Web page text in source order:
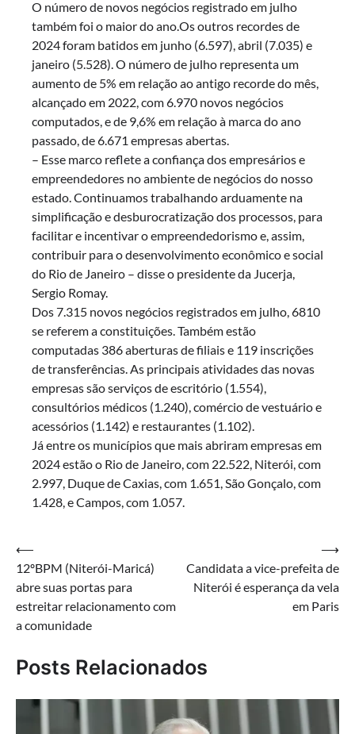
O número de novos negócios registrado em julho
também foi o maior do ano.Os outros recordes de
2024 foram batidos em junho (6.597), abril (7.035) e
janeiro (5.528). O número de julho representa um
aumento de 5% em relação ao antigo recorde do mês,
alcançado em 2022, com 6.970 novos negócios
computados, e de 9,6% em relação à marca do ano
passado, de 6.671 empresas abertas.
– Esse marco reflete a confiança dos empresários e
empreendedores no ambiente de negócios do nosso
estado. Continuamos trabalhando arduamente na
simplificação e desburocratização dos processos, para
facilitar e incentivar o empreendedorismo e, assim,
contribuir para o desenvolvimento econômico e social
do Rio de Janeiro – disse o presidente da Jucerja,
Sergio Romay.
Dos 7.315 novos negócios registrados em julho, 6810
se referem a constituições. Também estão
computadas 386 aberturas de filiais e 119 inscrições
de transferências. As principais atividades das novas
empresas são serviços de escritório (1.554),
consultórios médicos (1.240), comércio de vestuário e
acessórios (1.142) e restaurantes (1.102).
Já entre os municípios que mais abriram empresas em
2024 estão o Rio de Janeiro, com 22.522, Niterói, com
2.997, Duque de Caxias, com 1.651, São Gonçalo, com
1.428, e Campos, com 1.057.
Navegação
de
Post
⟵
12ºBPM (Niterói-Maricá)
abre suas portas para
estreitar relacionamento com
a comunidade
Candidata a vice-prefeita de
Niterói é esperança da vela
em Paris
⟶
Posts Relacionados